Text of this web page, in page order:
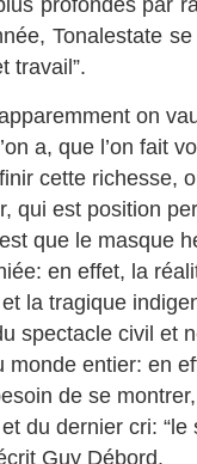
profondes par
Tonalestate
travail”.
on
a, que l’on fait
cette richesse,
qui est position
que le masque
en effet, la
la tragique
spectacle civil et
entier: en
de se
du dernier cri: “le
Guy Débord.